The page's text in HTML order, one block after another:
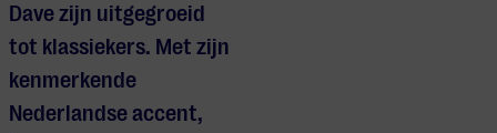
Dave zijn uitgegroeid
tot klassiekers. Met zijn
kenmerkende
Nederlandse accent,